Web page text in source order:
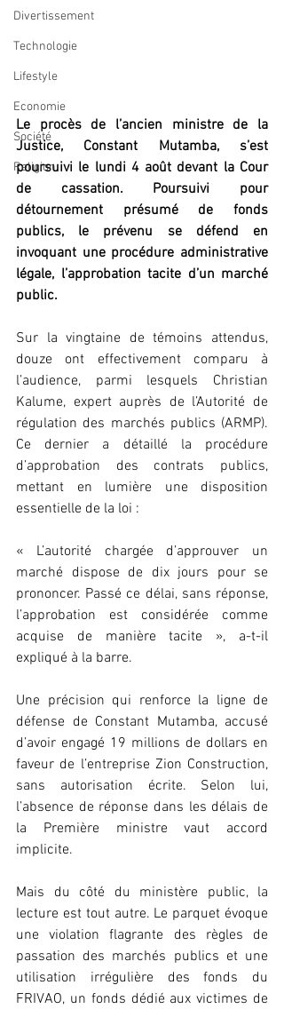
Divertissement
Technologie
Lifestyle
Economie
Société
Religion
Le procès de l’ancien ministre de la
Justice, Constant Mutamba, s’est
poursuivi le lundi 4 août devant la Cour
de cassation. Poursuivi pour
détournement présumé de fonds
publics, le prévenu se défend en
invoquant une procédure administrative
légale, l’approbation tacite d’un marché
public.
Sur la vingtaine de témoins attendus,
douze ont effectivement comparu à
l’audience, parmi lesquels Christian
Kalume, expert auprès de l’Autorité de
régulation des marchés publics (ARMP).
Ce dernier a détaillé la procédure
d’approbation des contrats publics,
mettant en lumière une disposition
essentielle de la loi :
« L’autorité chargée d’approuver un
marché dispose de dix jours pour se
prononcer. Passé ce délai, sans réponse,
l’approbation est considérée comme
acquise de manière tacite », a-t-il
expliqué à la barre.
Une précision qui renforce la ligne de
défense de Constant Mutamba, accusé
d’avoir engagé 19 millions de dollars en
faveur de l’entreprise Zion Construction,
sans autorisation écrite. Selon lui,
l’absence de réponse dans les délais de
la Première ministre vaut accord
implicite.
Mais du côté du ministère public, la
lecture est tout autre. Le parquet évoque
une violation flagrante des règles de
passation des marchés publics et une
utilisation irrégulière des fonds du
FRIVAO, un fonds dédié aux victimes de